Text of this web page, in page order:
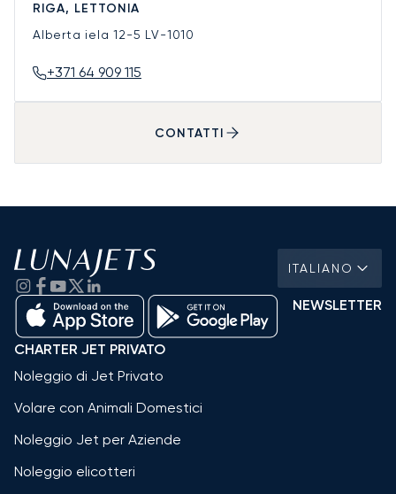
RIGA, LETTONIA
Alberta iela 12-5 LV-1010
+371 64 909 115
CONTATTI
ITALIANO
NEWSLETTER
CHARTER JET PRIVATO
Noleggio di Jet Privato
Volare con Animali Domestici
Noleggio Jet per Aziende
Noleggio elicotteri